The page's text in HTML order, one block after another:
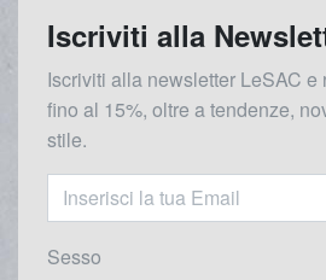
Iscriviti alla
Iscriviti alla newsletter LeSAC e
fino al 15%, oltre a tendenze,
stile.
Sesso